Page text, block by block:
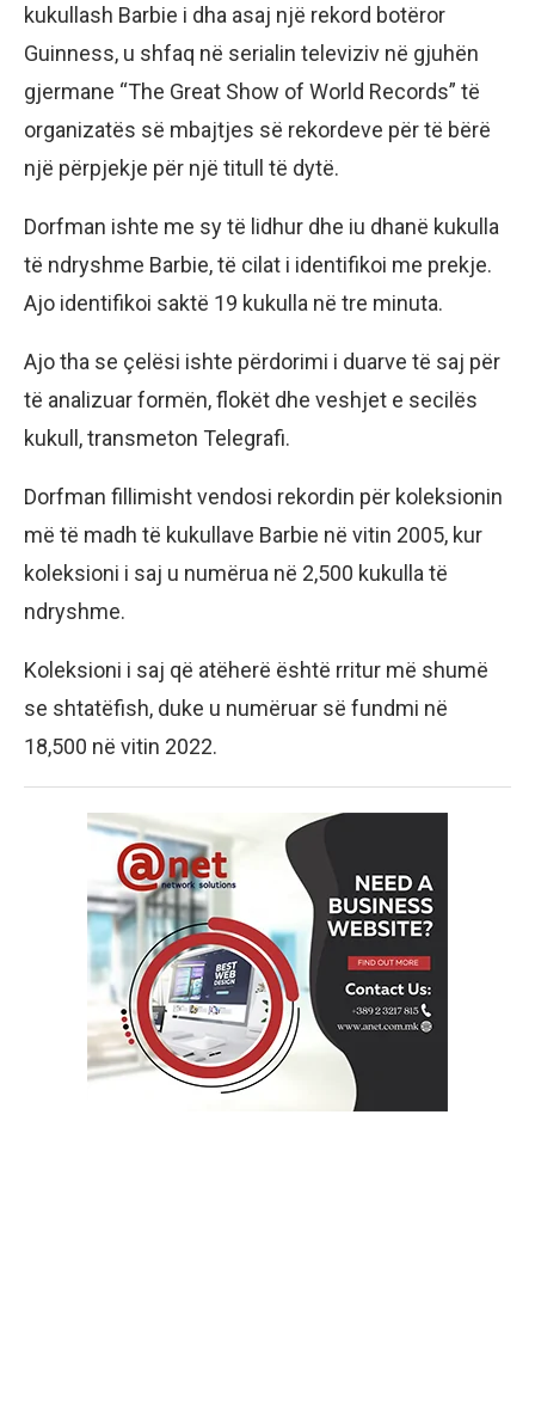
kukullash Barbie i dha asaj një rekord botëror
Guinness, u shfaq në serialin televiziv në gjuhën
gjermane “The Great Show of World Records” të
organizatës së mbajtjes së rekordeve për të bërë
një përpjekje për një titull të dytë.
Dorfman ishte me sy të lidhur dhe iu dhanë kukulla
të ndryshme Barbie, të cilat i identifikoi me prekje.
Ajo identifikoi saktë 19 kukulla në tre minuta.
Ajo tha se çelësi ishte përdorimi i duarve të saj për
të analizuar formën, flokët dhe veshjet e secilës
kukull, transmeton Telegrafi.
Dorfman fillimisht vendosi rekordin për koleksionin
më të madh të kukullave Barbie në vitin 2005, kur
koleksioni i saj u numërua në 2,500 kukulla të
ndryshme.
Koleksioni i saj që atëherë është rritur më shumë
se shtatëfish, duke u numëruar së fundmi në
18,500 në vitin 2022.